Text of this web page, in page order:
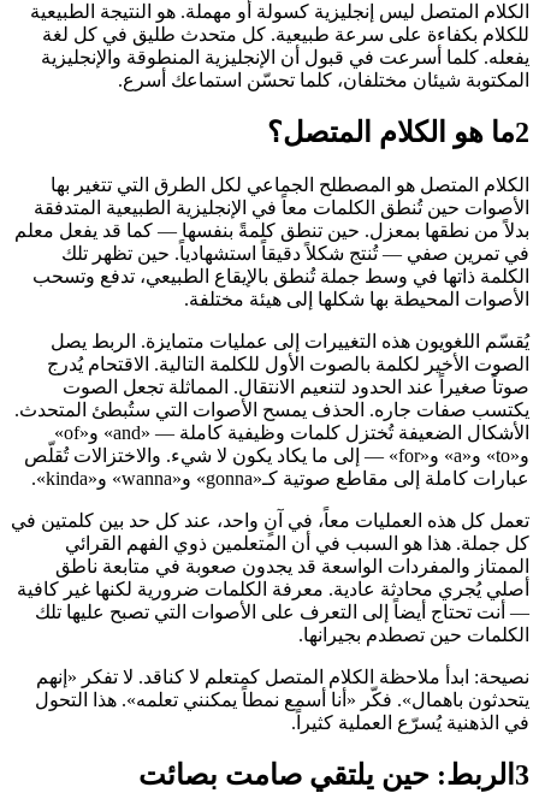
الكلام المتصل ليس إنجليزية كسولة أو مهملة. هو النتيجة الطبيعية
للكلام بكفاءة على سرعة طبيعية. كل متحدث طليق في كل لغة
يفعله. كلما أسرعت في قبول أن الإنجليزية المنطوقة والإنجليزية
المكتوبة شيئان مختلفان، كلما تحسّن استماعك أسرع.
2ما هو الكلام المتصل؟
الكلام المتصل هو المصطلح الجماعي لكل الطرق التي تتغير بها
الأصوات حين تُنطق الكلمات معاً في الإنجليزية الطبيعية المتدفقة
بدلاً من نطقها بمعزل. حين تنطق كلمةً بنفسها — كما قد يفعل معلم
في تمرين صفي — تُنتج شكلاً دقيقاً استشهادياً. حين تظهر تلك
الكلمة ذاتها في وسط جملة تُنطق بالإيقاع الطبيعي، تدفع وتسحب
الأصوات المحيطة بها شكلها إلى هيئة مختلفة.
يُقسّم اللغويون هذه التغييرات إلى عمليات متمايزة. الربط يصل
الصوت الأخير لكلمة بالصوت الأول للكلمة التالية. الاقتحام يُدرج
صوتاً صغيراً عند الحدود لتنعيم الانتقال. المماثلة تجعل الصوت
يكتسب صفات جاره. الحذف يمسح الأصوات التي ستُبطئ المتحدث.
الأشكال الضعيفة تُختزل كلمات وظيفية كاملة — «and» و«of»
و«to» و«a» و«for» — إلى ما يكاد يكون لا شيء. والاختزالات تُقلّص
عبارات كاملة إلى مقاطع صوتية كـ«gonna» و«wanna» و«kinda».
تعمل كل هذه العمليات معاً، في آنٍ واحد، عند كل حد بين كلمتين في
كل جملة. هذا هو السبب في أن المتعلمين ذوي الفهم القرائي
الممتاز والمفردات الواسعة قد يجدون صعوبة في متابعة ناطق
أصلي يُجري محادثة عادية. معرفة الكلمات ضرورية لكنها غير كافية
— أنت تحتاج أيضاً إلى التعرف على الأصوات التي تصبح عليها تلك
الكلمات حين تصطدم بجيرانها.
نصيحة: ابدأ ملاحظة الكلام المتصل كمتعلم لا كناقد. لا تفكر «إنهم
يتحدثون باهمال». فكّر «أنا أسمع نمطاً يمكنني تعلمه». هذا التحول
في الذهنية يُسرّع العملية كثيراً.
3 الربط: حين يلتقي صامت بصائت